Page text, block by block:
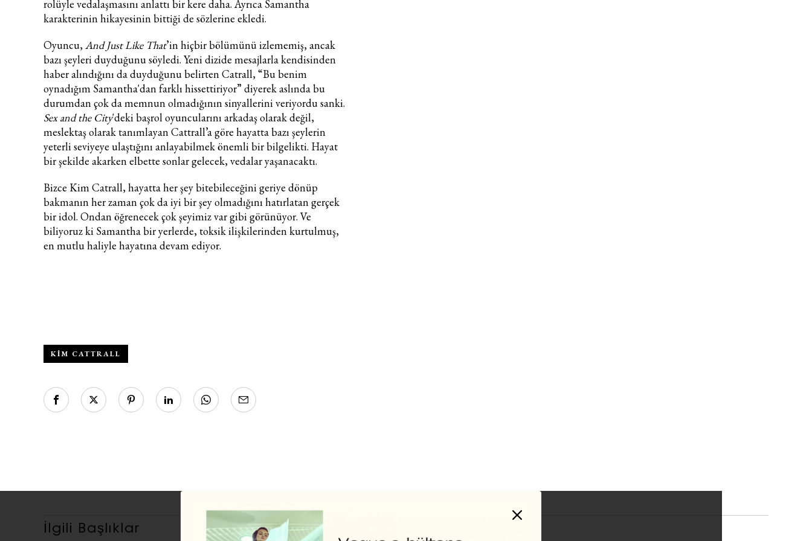
rolüyle vedalaşmasını anlattı bir kere daha. Ayrıca Samantha
karakterinin hikayesinin bittiği de sözlerine ekledi.
Oyuncu,And Just Like That’in hiçbir bölümünü izlememiş, ancak
bazı şeyleri duyduğunu söyledi. Yeni dizide mesajlarla kendisinden
haber alındığını da duyduğunu belirten Catrall, “Bu benim
oynadığım Samantha'dan farklı hissettiriyor” diyerek aslında bu
durumdan çok da memnun olmadığının sinyallerini veriyordu sanki.
Sex and the City'deki başrol oyuncularını arkadaş olarak değil,
meslektaş olarak tanımlayan Cattrall’a göre hayatta bazı şeylerin
yeterli seviyeye ulaştığını anlayabilmek önemli bir bilgelikti. Hayat
bir şekilde akarken elbette sonlar gelecek, vedalar yaşanacaktı.
Bizce Kim Catrall, hayatta her şey bitebileceğini geriye dönüp
bakmanın her zaman çok da iyi bir şey olmadığını hatırlatan gerçek
bir idol. Ondan öğrenecek çok şeyimiz var gibi görünüyor. Ve
biliyoruz ki Samantha bir yerlerde, toksik ilişkilerinden kurtulmuş,
en mutlu haliyle hayatına devam ediyor.
KIM CATTRALL
İlgili Başlıklar